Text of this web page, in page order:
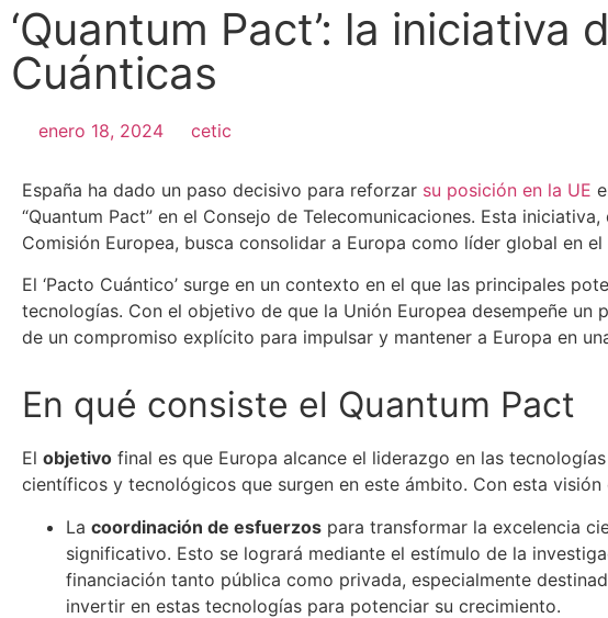
‘Quantum Pact’: la
Cuánticas
enero 18, 2024 cetic
España ha dado un paso decisivo para reforzar su posición en la UE
“Quantum Pact” en el Consejo de Telecomunicaciones. Esta
Comisión Europea, busca consolidar a Europa como líder global en
El ‘Pacto Cuántico’ surge en un contexto en el que las principales
tecnologías. Con el objetivo de que la Unión Europea desempeñe
de un compromiso explícito para impulsar y mantener a Europa en
En qué consiste el Quantum Pact
El objetivo final es que Europa alcance el liderazgo en las
científicos y tecnológicos que surgen en este ámbito. Con esta visión
La coordinación de esfuerzos para transformar la excelencia
significativo. Esto se logrará mediante el estímulo de la
financiación tanto pública como privada, especialmente
invertir en estas tecnologías para potenciar su crecimiento.